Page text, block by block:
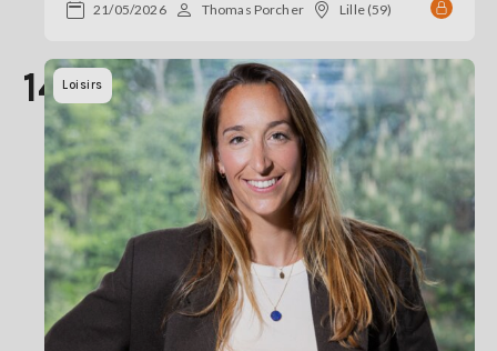
21/05/2026 Thomas Porcher Lille (59)
14 Loisirs